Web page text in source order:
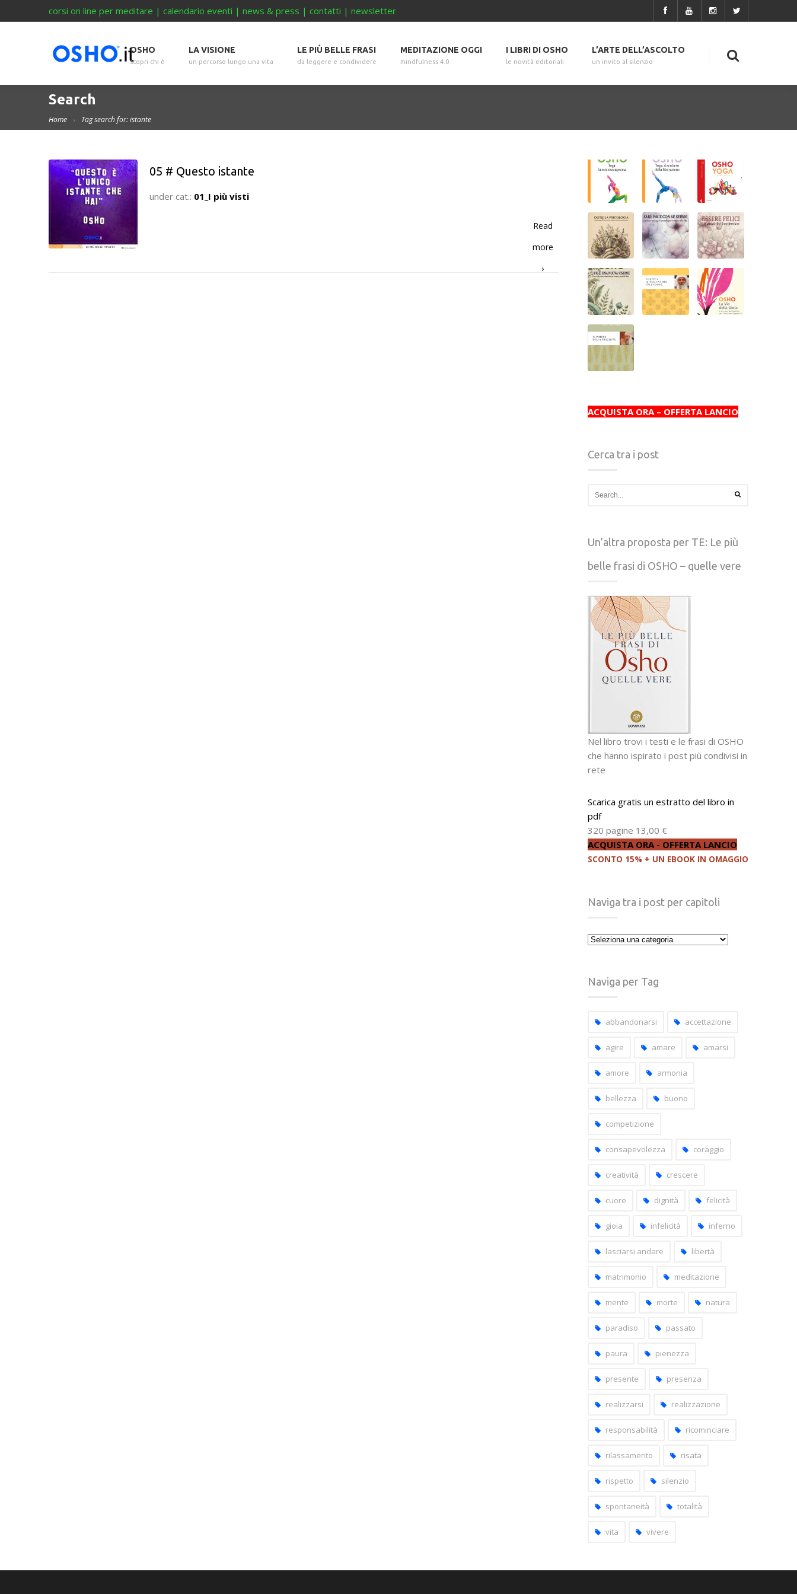
corsi on line per meditare | calendario eventi | news & press | contatti | newsletter
OSHO
scopri chi è
LA VISIONE
un percorso lungo una vita
LE PIÙ BELLE FRASI
da leggere e condividere
MEDITAZIONE OGGI
mindfulness 4.0
I LIBRI DI OSHO
le novità editoriali
L’ARTE DELL’ASCOLTO
un invito al silenzio
Search
Home Tag search for: istante
05 # Questo istante
under cat.: 01_I più visti
Read
more
›
ACQUISTA ORA – OFFERTA LANCIO
Cerca tra i post
Un’altra proposta per TE: Le più
belle frasi di OSHO – quelle vere
Nel libro trovi i testi e le frasi di OSHO
che hanno ispirato i post più condivisi in
rete
Scarica gratis un estratto del libro in
pdf
320 pagine 13,00 €
ACQUISTA ORA - OFFERTA LANCIO
SCONTO 15% + UN EBOOK IN OMAGGIO
Naviga tra i post per capitoli
Naviga
post
Naviga per Tag
abbandonarsi accettazione
agire amare amarsi
amore armonia
bellezza buono
competizione
consapevolezza coraggio
creatività crescere
cuore dignità felicità
gioia infelicità inferno
lasciarsi andare libertà
matrimonio meditazione
mente morte natura
paradiso passato
paura pienezza
presente presenza
realizzarsi realizzazione
responsabilità ricominciare
rilassamento risata
rispetto silenzio
spontaneità totalità
vita vivere